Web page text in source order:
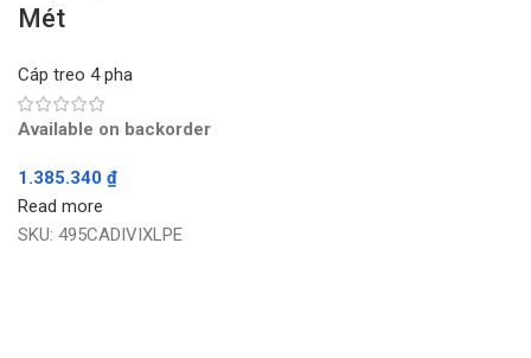
Mét
Cáp treo 4 pha
Available on backorder
1.385.340 ₫
Read more
SKU: 495CADIVIXLPE